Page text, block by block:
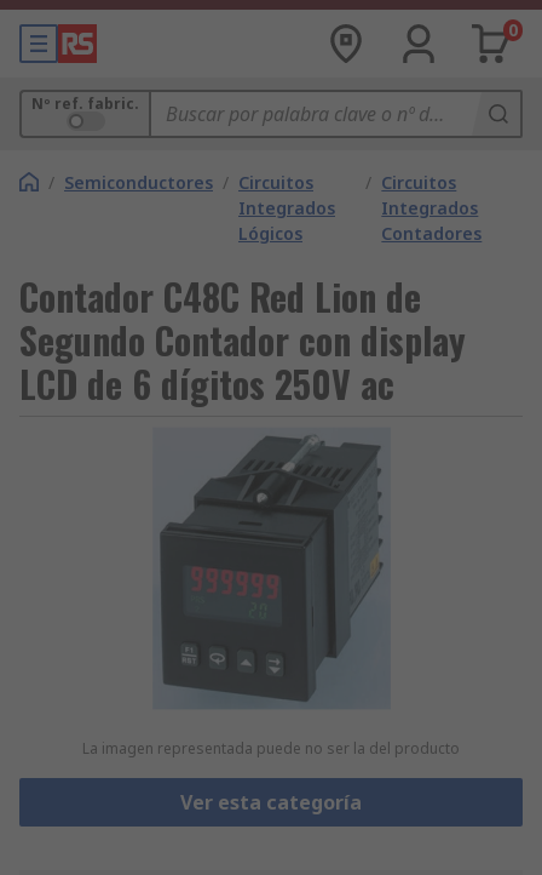
0
Nº ref. fabric.
/ Semiconductores / Circuitos
Integrados
Lógicos
/ Circuitos
Integrados
Contadores
Contador C48C Red Lion de
Segundo Contador con display
LCD de 6 dígitos 250V ac
La imagen representada puede no ser la del producto
Ver esta categoría